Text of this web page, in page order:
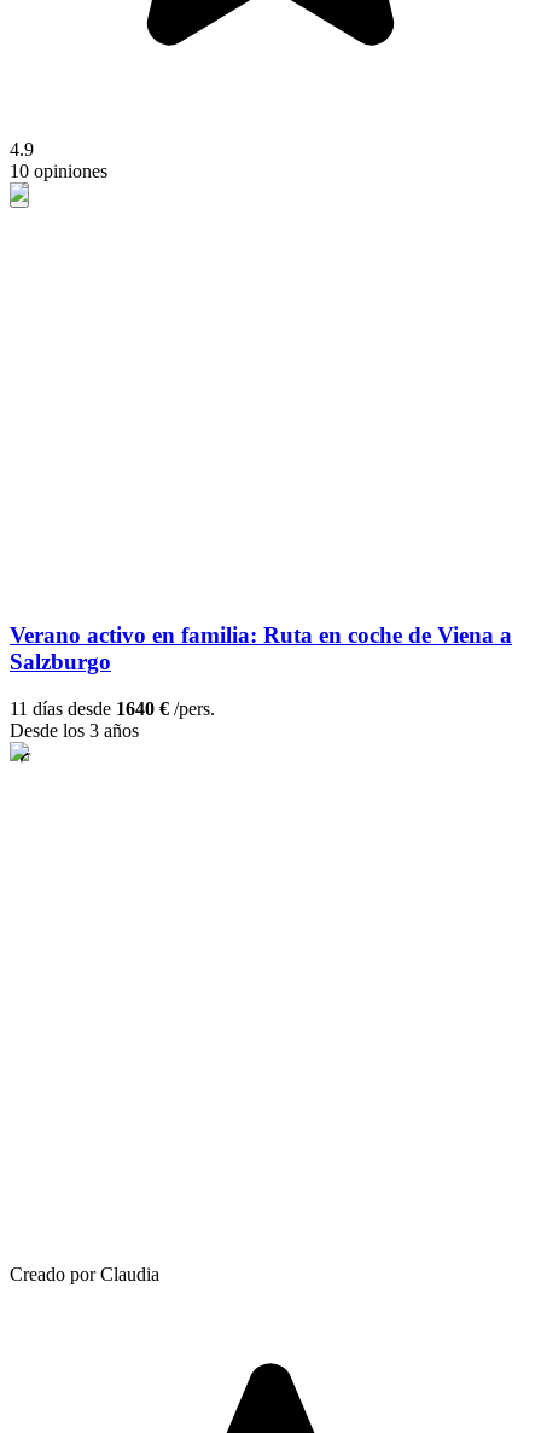
4.9
10 opiniones
Verano activo en familia: Ruta en coche de Viena a
Salzburgo
11 días desde 1640 € /pers.
Desde los 3 años
Creado por Claudia